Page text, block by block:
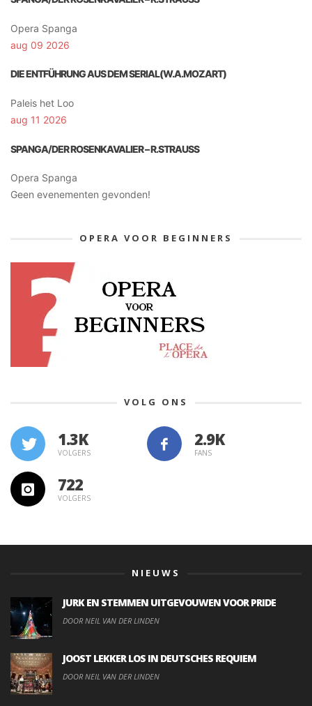
Opera Spanga
aug 09 2026
DIE ENTFÜHRUNG AUS DEM SERIAL(W.A.MOZART)
Paleis het Loo
aug 11 2026
SPANGA/DER ROSENKAVALIER – R.STRAUSS
Opera Spanga
Geen evenementen gevonden!
OPERA VOOR BEGINNERS
VOLG ONS
1.3K
VOLGERS FANS
722
VOLGERS
NIEUWS
JURK EN STEMMEN UITGEVOUWEN VOOR PRIDE
DOOR NEIL VAN DER LINDEN
JOOST LEKKER LOS IN DEUTSCHES REQUIEM
DOOR NEIL VAN DER LINDEN